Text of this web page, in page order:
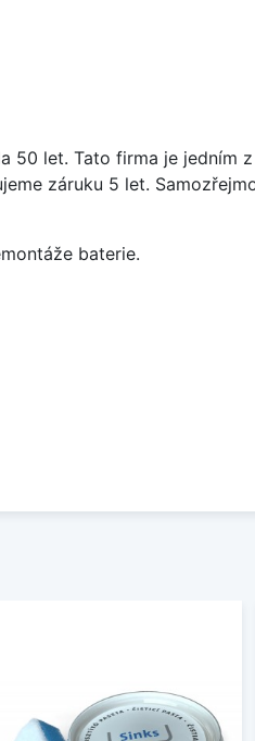
50 let. Tato firma je jedním
záruku 5 let.
baterie.